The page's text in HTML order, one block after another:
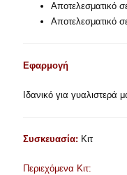
Αποτελεσματικό
Αποτελεσματικό
Εφαρμογή
Ιδανικό για
Συσκευασία: Κιτ
Περιεχόμενα Κιτ: